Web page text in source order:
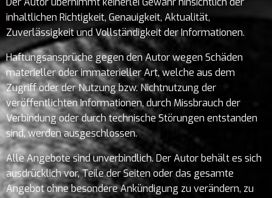
inhaltlichen Richtigkeit, Genauigkeit, Aktualität,
Zuverlässigkeit und Vollständigkeit der Informationen.
Haftungsansprüche gegen den Autor wegen Schäden
materieller oder immaterieller Art, welche aus dem
Zugriff oder der Nutzung bzw. Nichtnutzung der
veröffentlichten Informationen, durch Missbrauch der
Verbindung oder durch technische Störungen entstanden
sind, werden ausgeschlossen.
Alle Angebote sind unverbindlich. Der Autor behält es sich
ausdrücklich vor, Teile der Seiten oder das gesamte
Angebot ohne besondere Ankündigung zu verändern, zu